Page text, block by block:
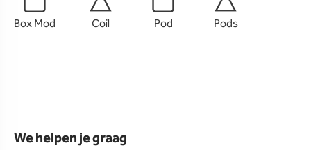
Box Mod Coil Pod Pods
We helpen je graag